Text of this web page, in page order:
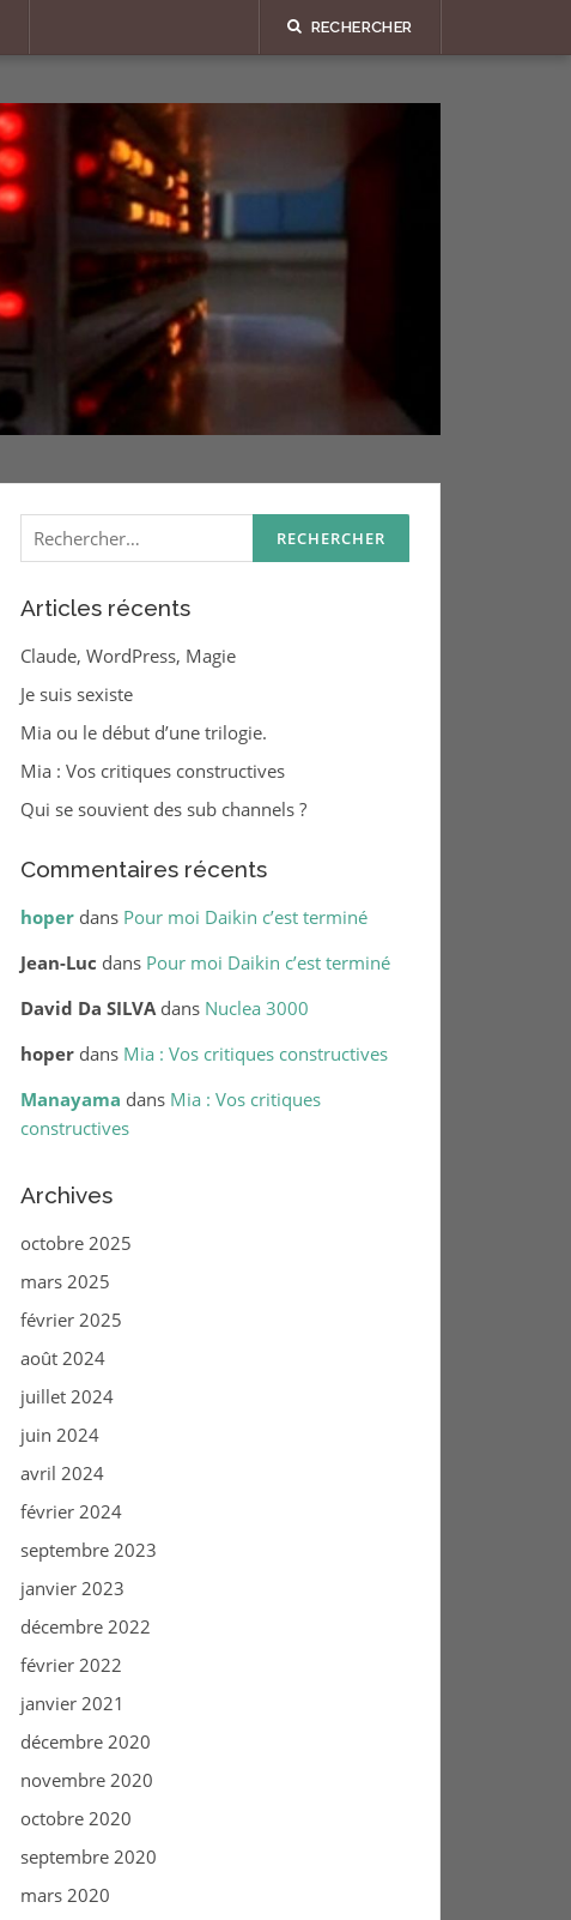
RECHERCHER
Rechercher :
Articles récents
Claude, WordPress, Magie
Je suis sexiste
Mia ou le début d’une trilogie.
Mia : Vos critiques constructives
Qui se souvient des sub channels ?
Commentaires récents
hoperdans Pour moi Daikin c’est terminé
Jean-Luc dans Pour moi Daikin c’est terminé
David Da SILVAdans Nuclea 3000
hoperdans Mia : Vos critiques constructives
Manayama dans Mia : Vos critiques
constructives
Archives
octobre 2025
mars 2025
février 2025
août 2024
juillet 2024
juin 2024
avril 2024
février 2024
septembre 2023
janvier 2023
décembre 2022
février 2022
janvier 2021
décembre 2020
novembre 2020
octobre 2020
septembre 2020
mars 2020